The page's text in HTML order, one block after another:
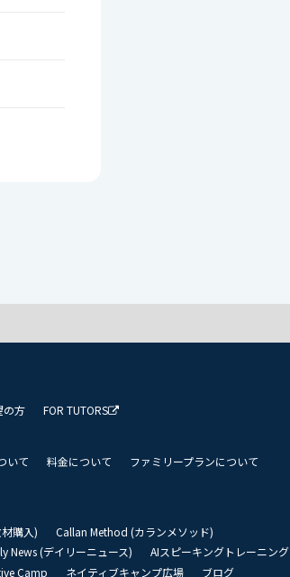
の方 FOR TUTORS
いて 料金について
ファミリープランについて
購入)
Callan Method (カランメソッド)
News (デイリーニュース)
AIスピーキングトレーニング
Camp ネイティブキャンプ広場 ブログ